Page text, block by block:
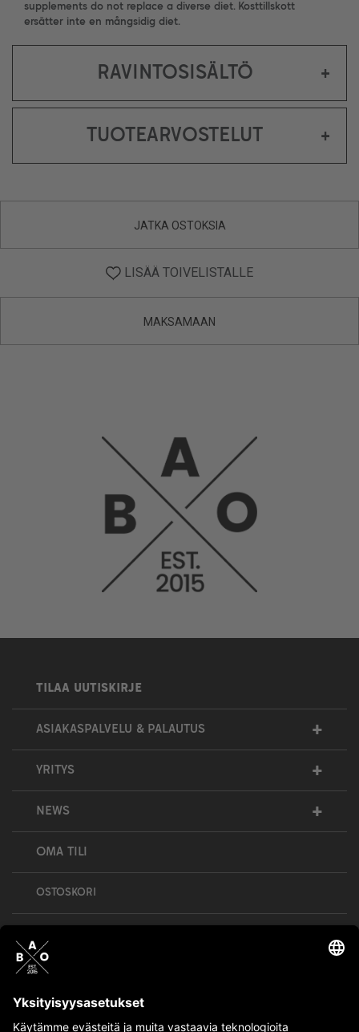
supplements do not replace a diverse diet. Kosttillskott
ersätter inte en mångsidig diet.
RAVINTOSISÄLTÖ +
TUOTEARVOSTELUT +
JATKA OSTOKSIA
LISÄÄ TOIVELISTALLE
MAKSAMAAN
TILAA UUTISKIRJE
ASIAKASPALVELU & PALAUTUS +
YRITYS +
NEWS +
OMA TILI
OSTOSKORI
Bull’s All Out is social – follow us and show
your passion!